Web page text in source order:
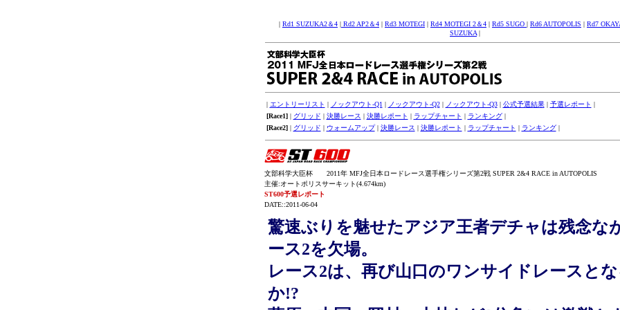
| Rd1 SUZUKA2＆4 | Rd2 AP2＆4 | Rd3 MOTEGI | Rd4 MOTEGI 2＆4 | Rd5 SUGO | Rd6 AUTOPOLIS | Rd7
SUZUKA |
| エントリーリスト | ノックアウト-Q1 | ノックアウト-Q2| ノックアウト-Q3| 公式予選結果| 予選レポート |
[Race1]| グリッド | 決勝レース | 決勝レポート | ラップチャート | ランキング|
[Race2]| グリッド | ウォームアップ| 決勝レース | 決勝レポート | ラップチャート | ランキング|
文部科学大臣杯 2011年 MFJ全日本ロードレース選手権シリーズ第2戦 SUPER 2&4 RACE in AUTOPOLIS
主催:オートポリスサーキット(4.674km)
ST600予選レポート
DATE::2011-06-04
驚速ぶりを魅せたアジア王者デチャは残念な
ース2を欠場。
レース2は、再び山口のワンサイドレースとな
か!?